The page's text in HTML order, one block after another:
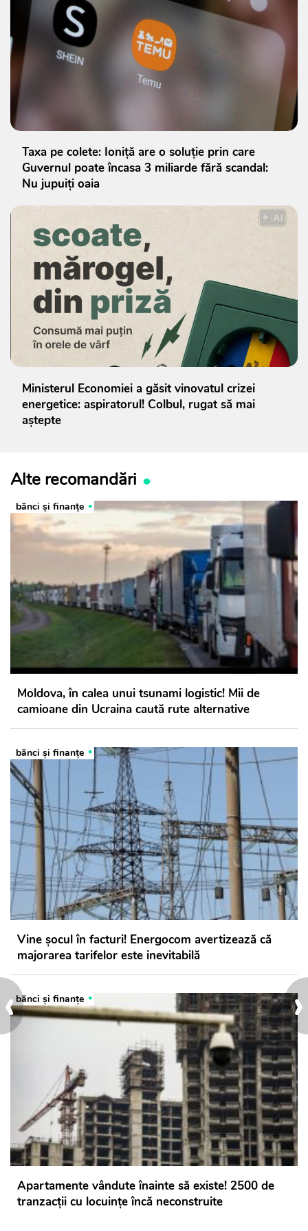
›
‹
Taxa pe colete: Ioniță are o soluție prin care
Guvernul poate încasa 3 miliarde fără scandal:
Nu jupuiți oaia
Ministerul Economiei a găsit vinovatul crizei
energetice: aspiratorul! Colbul, rugat să mai
aștepte
Alte recomandări
bănci şi finanţe
Moldova, în calea unui tsunami logistic! Mii de
camioane din Ucraina caută rute alternative
bănci şi finanţe
Vine șocul în facturi! Energocom avertizează că
majorarea tarifelor este inevitabilă
bănci şi finanţe
Apartamente vândute înainte să existe! 2500 de
tranzacții cu locuințe încă neconstruite